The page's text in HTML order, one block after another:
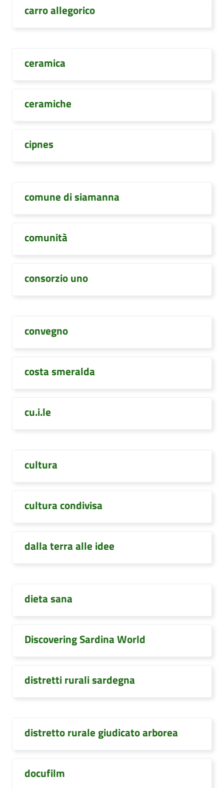
carro allegorico
ceramica
ceramiche
cipnes
comune di siamanna
comunità
consorzio uno
convegno
costa smeralda
cu.i.le
cultura
cultura condivisa
dalla terra alle idee
dieta sana
Discovering Sardina World
distretti rurali sardegna
distretto rurale giudicato arborea
docufilm